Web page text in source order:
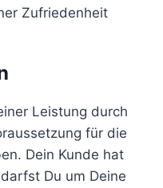
Zufriedenheit
Leistung durch
für die
Dein Kunde hat
Du um Deine